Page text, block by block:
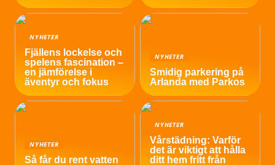
NYHETER
Fjällens lockelse och
spelens fascination –
en jämförelse i
äventyr och fokus
NYHETER
Smidig parkering på
Arlanda med Parkos
NYHETER
Så får du rent vatten
NYHETER
Vårstädning: Varför
det är viktigt att hålla
ditt hem fritt från